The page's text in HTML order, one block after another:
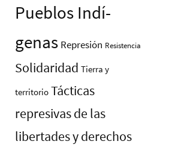
Pueblos Indí­
genas Represión Resistencia
Solidaridad Tierra y
territorio Tácticas
represivas de las
libertades y derechos